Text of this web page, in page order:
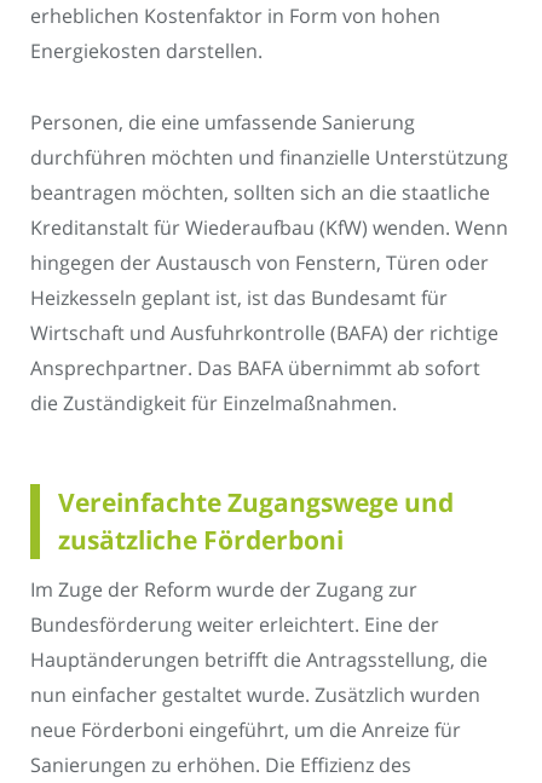
erheblichen Kostenfaktor in Form von hohen
Energiekosten darstellen.
Personen, die eine umfassende Sanierung
durchführen möchten und finanzielle Unterstützung
beantragen möchten, sollten sich an die staatliche
Kreditanstalt für Wiederaufbau (KfW) wenden. Wenn
hingegen der Austausch von Fenstern, Türen oder
Heizkesseln geplant ist, ist das Bundesamt für
Wirtschaft und Ausfuhrkontrolle (BAFA) der richtige
Ansprechpartner. Das BAFA übernimmt ab sofort
die Zuständigkeit für Einzelmaßnahmen.
Vereinfachte Zugangswege und
zusätzliche Förderboni
Im Zuge der Reform wurde der Zugang zur
Bundesförderung weiter erleichtert. Eine der
Hauptänderungen betrifft die Antragsstellung, die
nun einfacher gestaltet wurde. Zusätzlich wurden
neue Förderboni eingeführt, um die Anreize für
Sanierungen zu erhöhen. Die Effizienz des